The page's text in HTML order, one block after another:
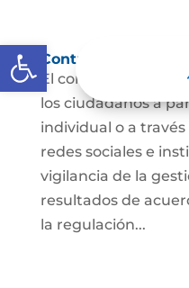
Abrir barra de
Control social
El control social es
los ciudadanos a
individual o a
redes sociales e
vigilancia de la
resultados de
la regulación...